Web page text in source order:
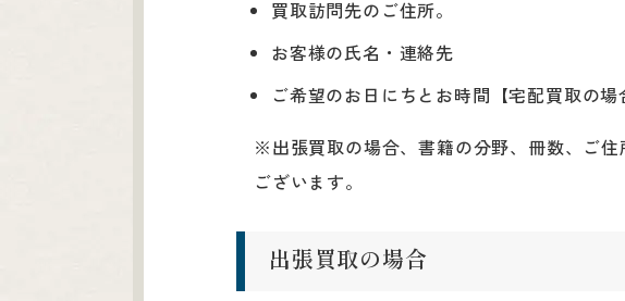
買取訪問先のご住所。
お客様の氏名・連絡先
ご希望のお日にちとお時間【宅配買取の場
※出張買取の場合、書籍の分野、冊数、ご
ございます。
出張買取の場合